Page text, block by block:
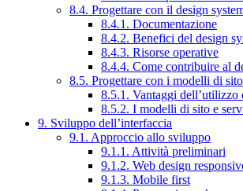
8.4. Progettare con il design
8.4.1. Documentazione
8.4.2. Benefici del design
8.4.3. Risorse operative
8.4.4. Come contribuire al
8.5. Progettare con i modelli di
8.5.1. Vantaggi dell’utilizzo
8.5.2. I modelli di sito e
9. Sviluppo dell’interfaccia
9.1. Approccio allo sviluppo
9.1.1. Attività preliminari
9.1.2. Web design
9.1.3. Mobile first